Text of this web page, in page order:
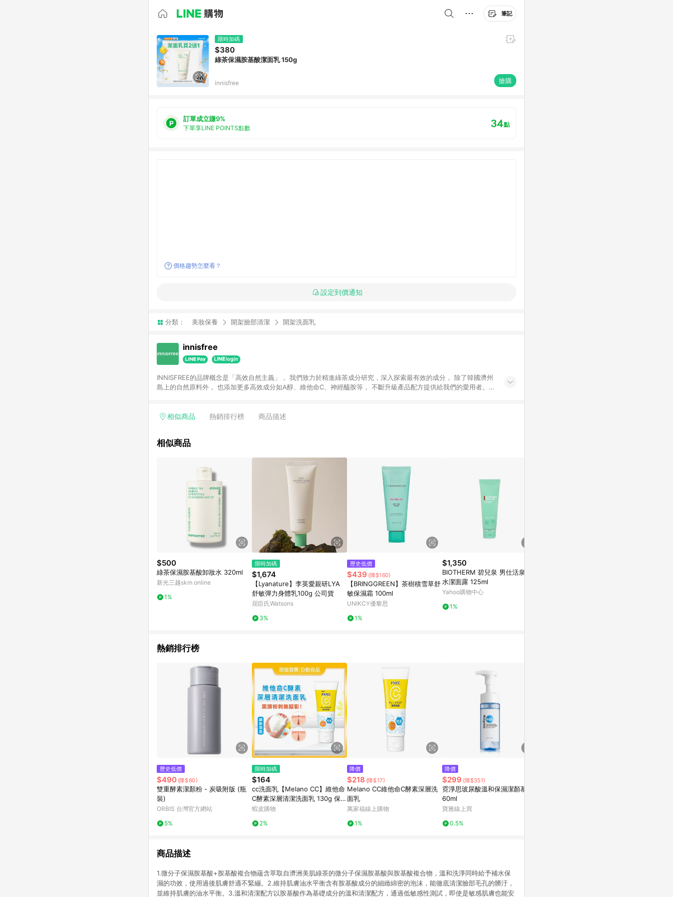
筆記
限時加碼
$380
綠茶保濕胺基酸潔面乳 150g
innisfree 搶購
訂單成立賺9%
下單享LINE POINTS點數 34點
價格趨勢怎麼看？
設定到價通知
分類： 美妝保養 開架臉部清潔 開架洗面乳
innisfree
INNISFREE的品牌概念是「高效自然主義」， 我們致力於精進綠茶成分研究，深入探索最有效的成分， 除了韓國濟州
島上的自然原料外， 也添加更多高效成分如A醇、維他命C、神經醯胺等， 不斷升級產品配方提供給我們的愛用者。
相似商品 熱銷排行榜 商品描述
相似商品
$500
綠茶保濕胺基酸卸妝水 320ml
新光三越skm online
1%
限時加碼
$1,674
【Lyanature】李英愛親研LYA
舒敏彈力身體乳100g 公司貨
屈臣氏Watsons
3%
歷史低價
$439 (降$160)
【BRINGGREEN】茶樹積雪草舒
敏保濕霜 100ml
UNIKCY優黎思
1%
$1,350
BIOTHERM 碧兒泉 男仕活泉多
水潔面露 125ml
Yahoo購物中心
1%
熱銷排行榜
歷史低價
$490 (降$60)
雙重酵素潔顏粉 - 炭吸附版 (瓶
裝)
ORBIS 台灣官方網站
5%
限時加碼
$164
cc洗面乳【Melano CC】維他命
C酵素深層清潔洗面乳 130g 保濕
洗面乳 酵素洗顏 毛孔 洗面乳 潔
蝦皮購物
2%
降價
$218 (降$17)
Melano CC維他命C酵素深層洗
面乳
萬家福線上購物
1%
降價
$299 (降$351)
霓淨思玻尿酸溫和保濕潔顏慕絲1
60ml
寶雅線上買
0.5%
商品描述
1.微分子保濕胺基酸+胺基酸複合物蘊含萃取自濟洲美肌綠茶的微分子保濕胺基酸與胺基酸複合物，溫和洗淨同時給予補水保
濕的功效，使用過後肌膚舒適不緊繃。2.維持肌膚油水平衡含有胺基酸成分的細緻綿密的泡沫，能徹底清潔臉部毛孔的髒汙，
並維持肌膚的油水平衡。3.溫和清潔配方以胺基酸作為基礎成分的溫和清潔配方，通過低敏感性測試，即使是敏感肌膚也能安